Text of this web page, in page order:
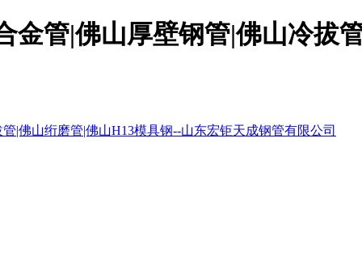
金管|佛山厚壁钢管|佛山冷拔